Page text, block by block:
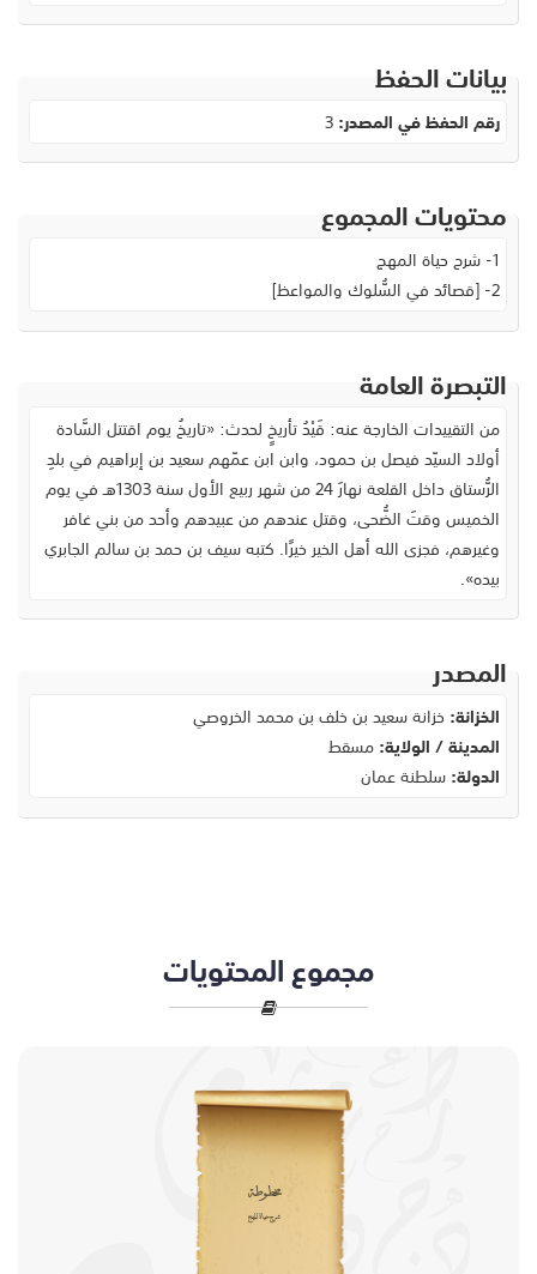
بيانات الحفظ
رقم الحفظ في المصدر:3
محتويات المجموع
1- شرح حياة المهج
2- [قصائد في السُّلوك والمواعظ]
التبصرة العامة
من التقييدات الخارجة عنه: قَيْدُ تأريخٍ لحدث: «تاريخُ يوم اقتتل السَّادة
أولاد السيّد فيصل بن حمود، وابن ابن عمّهم سعيد بن إبراهيم في بلدِ
الرُّستاق داخل القلعة نهارَ 24 من شهر ربيع الأول سنة 1303هـ في يوم
الخميس وقتَ الضُّحى، وقتل عندهم من عبيدهم وأحد من بني غافر
وغيرهم، فجزى الله أهل الخير خيرًا. كتبه سيف بن حمد بن سالم الجابري
بيده».
المصدر
الخزانة: خزانة سعيد بن خلف بن محمد الخروصي
المدينة / الولاية:مسقط
الدولة:سلطنة عمان
مجموع المحتويات
مخطوطة
شرح حياة المهج